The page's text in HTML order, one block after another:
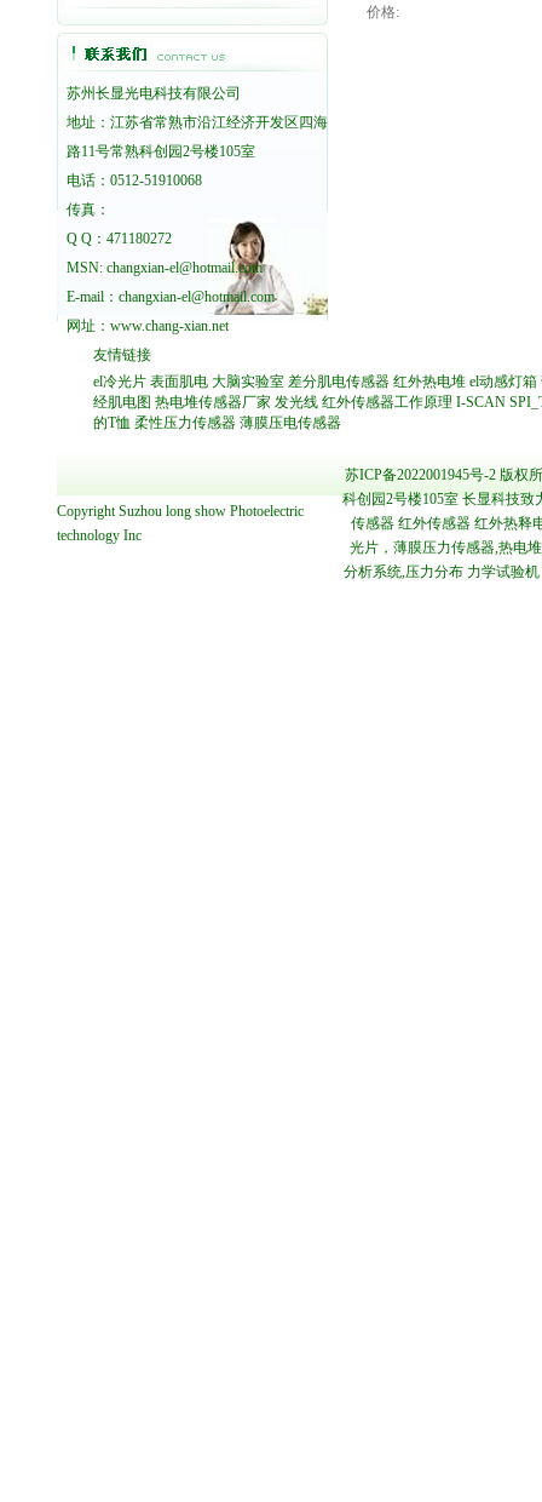
苏州长显光电科技有限公司
地址：江苏省常熟市沿江经济开发区四海
路11号常熟科创园2号楼105室
电话：0512-51910068
传真：
Q Q：471180272
MSN: changxian-el@hotmail.com
E-mail：changxian-el@hotmail.com
网址： www.chang-xian.net
价格:
友情链接
el冷光片 表面肌电 大脑实验室 差分肌电传感器 红外热电堆 el动感灯箱
经肌电图 热电堆传感器厂家 发光线 红外传感器工作原理 I-SCAN
的T恤 柔性压力传感器 薄膜压电传感器
CopyrightSuzhou long show Photoelectric
technology Inc
苏ICP备2022001945号-2 版权
科创园2号楼105室 长显科技
传感器 红外传感器 红外热释
光片，薄膜压力传感器,热电
分析系统,压力分布 力学试验